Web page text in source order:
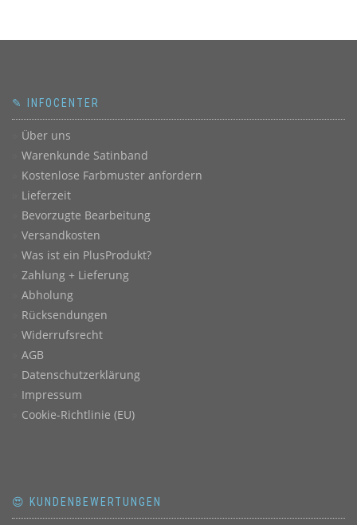
✎ INFOCENTER
Über uns
Warenkunde Satinband
Kostenlose Farbmuster anfordern
Lieferzeit
Bevorzugte Bearbeitung
Versandkosten
Was ist ein PlusProdukt?
Zahlung + Lieferung
Abholung
Rücksendungen
Widerrufsrecht
AGB
Datenschutzerklärung
Impressum
Cookie-Richtlinie (EU)
😍 KUNDENBEWERTUNGEN